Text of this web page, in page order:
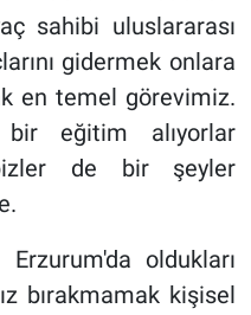
sahibi uluslararası
gidermek onlara
en temel görevimiz.
bir eğitim alıyorlar
de bir şeyler
oldukları
bırakmamak kişisel